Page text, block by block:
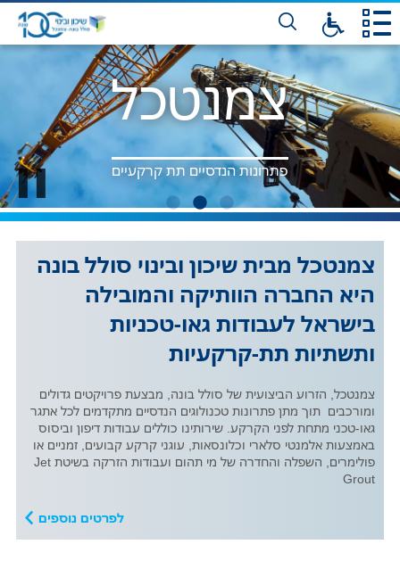
Pause
צמנטכל
פתרונות הנדסיים תת קרקעיים
צמנטכל
פתרונות הנדסיים תת קרקעיים
צמנטכל
פתרונות הנדסיים תת קרקעיים
צמנטכל מבית שיכון ובינוי סולל בונה
היא החברה הוותיקה והמובילה
בישראל לעבודות גאו-טכניות
ותשתיות תת-קרקעיות
צמנטכל, הזרוע הביצועית של סולל בונה, מבצעת פרויקטים גדולים
ומורכבים תוך מתן פתרונות טכנולוגים הנדסיים מתקדמים לכל אתגר
גאו-טכני מתחת לפני הקרקע. שירותינו כוללים עבודות דיפון וביסוס
באמצעות אלמנטי סלארי וכלונסאות, עוגני קרקע קבועים, זמניים או
פולימרים, השפלה והחדרה של מי תהום ועבודות הזרקה בשיטת Jet
Grout
לפרטים נוספים